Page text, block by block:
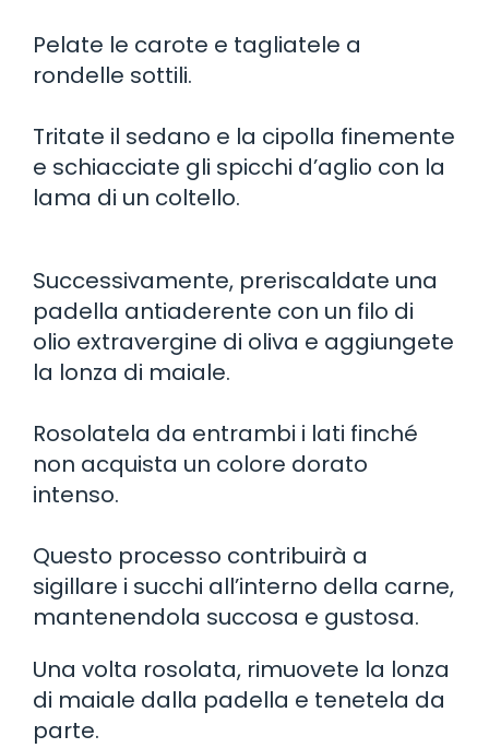
Pelate le carote e tagliatele a
rondelle sottili.
Tritate il sedano e la cipolla finemente
e schiacciate gli spicchi d’aglio con la
lama di un coltello.
Successivamente, preriscaldate una
padella antiaderente con un filo di
olio extravergine di oliva e aggiungete
la lonza di maiale.
Rosolatela da entrambi i lati finché
non acquista un colore dorato
intenso.
Questo processo contribuirà a
sigillare i succhi all’interno della carne,
mantenendola succosa e gustosa.
Una volta rosolata, rimuovete la lonza
di maiale dalla padella e tenetela da
parte.